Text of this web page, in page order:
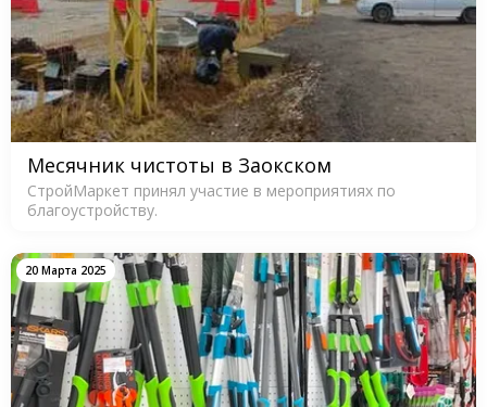
Месячник чистоты в Заокском
СтройМаркет принял участие в мероприятиях по
благоустройству.
20 Марта 2025